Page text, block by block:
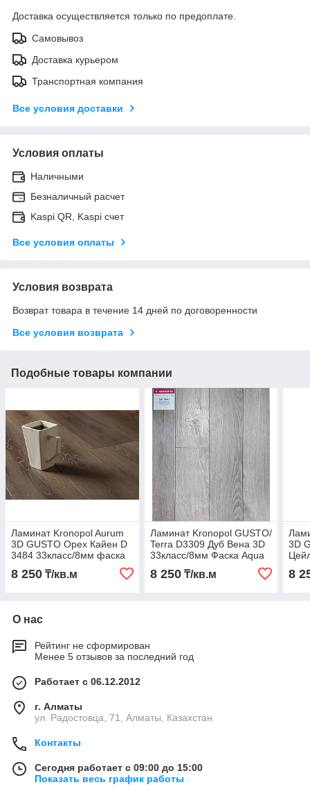
Доставка осуществляется только по предоплате.
Самовывоз
Доставка курьером
Транспортная компания
Все условия доставки
Условия оплаты
Наличными
Безналичный расчет
Kaspi QR, Kaspi счет
Все условия оплаты
Условия возврата
Возврат товара в течение 14 дней по договоренности
Все условия возврата
Подобные товары компании
Ламинат Kronopol Aurum
3D GUSTO Орех Кайен D
3484 33класс/8мм фаска
8 250 ₸/кв.м
Ламинат Kronopol GUSTO/
Terra D3309 Дуб Вена 3D
33класс/8мм Фаска Aqua
8 250₸/кв.м
3D
8
О нас
Рейтинг не сформирован
Менее 5 отзывов за последний год
Работает с 06.12.2012
г. Алматы
ул. Радостовца, 71, Алматы, Казахстан
Контакты
Сегодня работает с 09:00 до 15:00
Показать весь график работы